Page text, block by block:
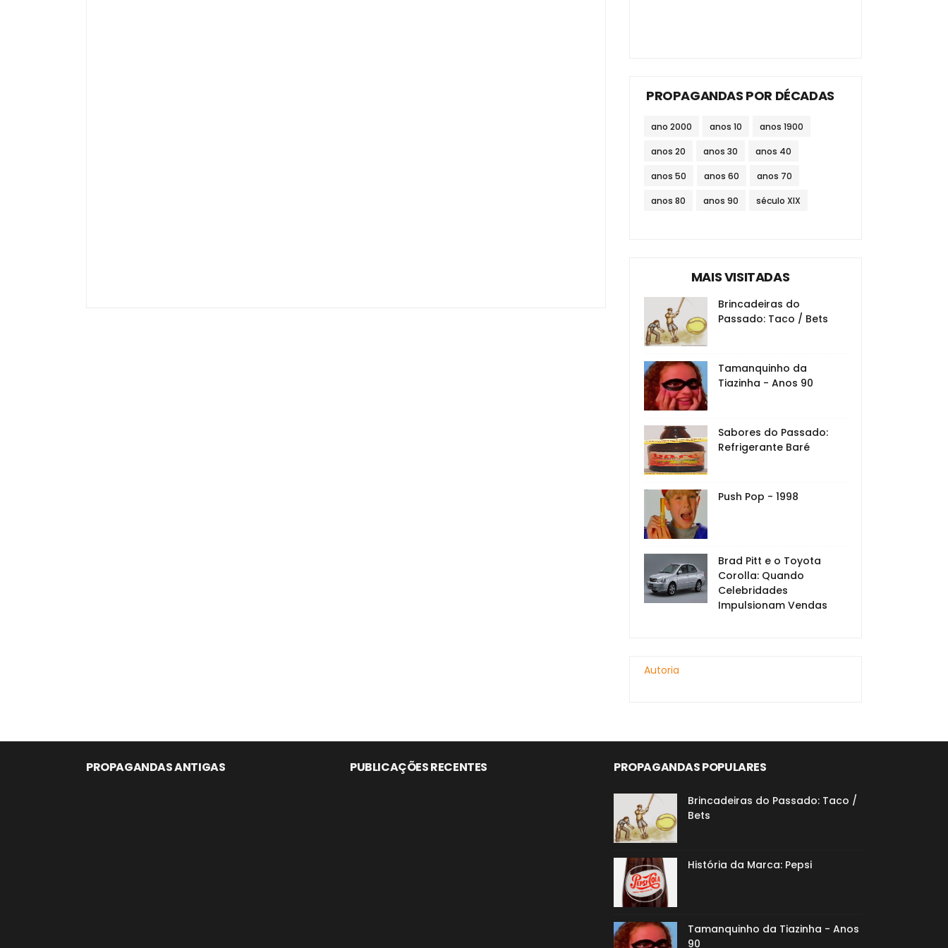
PROPAGANDAS POR DÉCADAS
ano 2000 anos 10 anos 1900
anos 20 anos 30 anos 40
anos 50 anos 60 anos 70
anos 80 anos 90 século XIX
MAIS VISITADAS
Brincadeiras do
Passado: Taco / Bets
Tamanquinho da
Tiazinha - Anos 90
Sabores do Passado:
Refrigerante Baré
Push Pop - 1998
Brad Pitt e o Toyota
Corolla: Quando
Celebridades
Impulsionam Vendas
Autoria
PROPAGANDAS ANTIGAS PUBLICAÇÕES RECENTES PROPAGANDAS POPULARES
Brincadeiras do Passado: Taco /
Bets
História da Marca: Pepsi
Tamanquinho da Tiazinha - Anos
90